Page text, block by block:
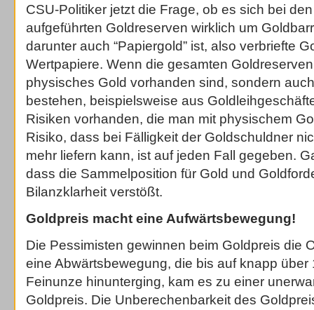
CSU-Politiker jetzt die Frage, ob es sich bei
aufgeführten Goldreserven wirklich um
darunter auch “Papiergold” ist, also verbriefte
Wertpapiere. Wenn die gesamten
physisches Gold vorhanden sind, sondern
bestehen, beispielsweise aus
Risiken vorhanden, die man mit physischem
Risiko, dass bei Fälligkeit der Goldschuldner
mehr liefern kann, ist auf jeden Fall gegeben.
dass die Sammelposition für Gold und
Bilanzklarheit verstößt.
Goldpreis macht eine Aufwärtsbewegung!
Die Pessimisten gewinnen beim Goldpreis die
eine Abwärtsbewegung, die bis auf knapp über
Feinunze hinunterging, kam es zu einer
Goldpreis. Die Unberechenbarkeit des